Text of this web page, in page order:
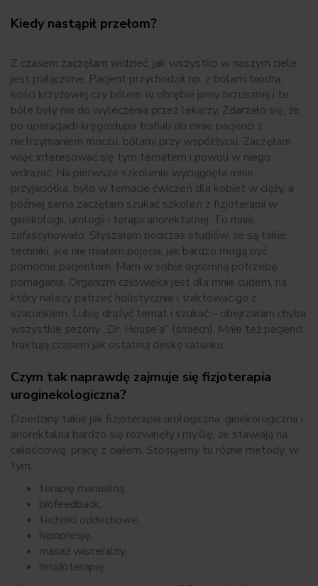
Kiedy nastąpił przełom?
Z czasem zaczęłam widzieć, jak wszystko w naszym ciele
jest połączone. Pacjent przychodził np. z bólami biodra,
kości krzyżowej czy bólem w obrębie jamy brzusznej i te
bóle były nie do wyleczenia przez lekarzy. Zdarzało się, że
po operacjach kręgosłupa trafiali do mnie pacjenci z
nietrzymaniem moczu, bólami przy współżyciu. Zaczęłam
więc interesować się tym tematem i powoli w niego
wdrażać. Na pierwsze szkolenie wyciągnęła mnie
przyjaciółka, było w temacie ćwiczeń dla kobiet w ciąży, a
później sama zaczęłam szukać szkoleń z fizjoterapii w
ginekologii, urologii i terapii anorektalnej. To mnie
zafascynowało. Słyszałam podczas studiów, że są takie
techniki, ale nie miałam pojęcia, jak bardzo mogą być
pomocne pacjentom. Mam w sobie ogromną potrzebę
pomagania. Organizm człowieka jest dla mnie cudem, na
który należy patrzeć holistycznie i traktować go z
szacunkiem. Lubię drążyć temat i szukać – obejrzałam chyba
wszystkie sezony „Dr. House’a” (śmiech). Mnie też pacjenci
traktują czasem jak ostatnią deskę ratunku.
Czym tak naprawdę zajmuje się fizjoterapia
uroginekologiczna?
Dziedziny takie jak fizjoterapia urologiczna, ginekologiczna i
anorektalna bardzo się rozwinęły i myślę, że stawiają na
całościową pracę z ciałem. Stosujemy tu różne metody, w
tym:
terapię manualną,
biofeedback,
techniki oddechowe,
hipopresję,
masaż wisceralny,
hirudoterapię.